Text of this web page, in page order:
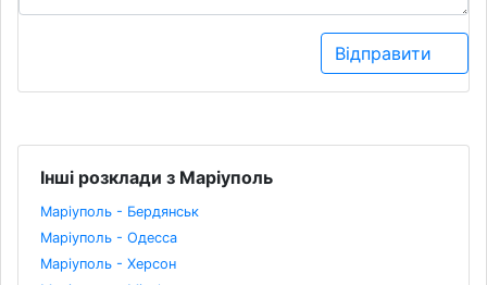
Відправити
Інші розклади з Маріуполь
Маріуполь - Бердянськ
Маріуполь - Одесса
Маріуполь - Херсон